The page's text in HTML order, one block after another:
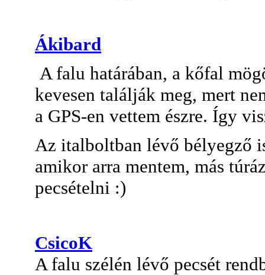
Ákibard
A falu határában, a kőfal
kevesen találják meg, mert
a GPS-en vettem észre. Így
Az italboltban lévő bélyegző
amikor arra mentem, más
pecsételni :)
CsicoK
A falu szélén lévő pecsét